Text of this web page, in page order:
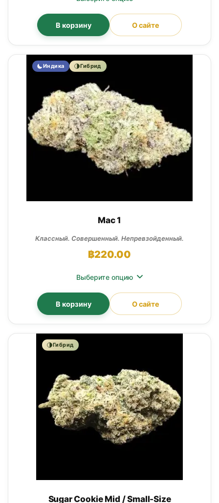
В корзину О сайте
Mac 1
Классный. Совершенный. Непревзойденный.
฿220.00
Индика Гибрид
Выберите опцию
В корзину О сайте
Sugar Cookie Mid / Small-Size
Гибрид